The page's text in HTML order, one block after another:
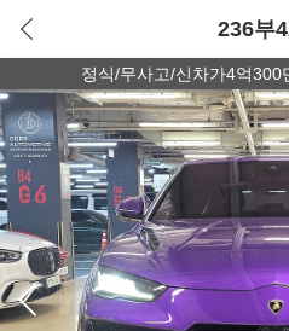
236부
정식/무사고/신차가4억300